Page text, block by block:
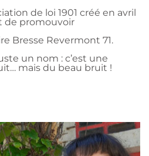
de loi 1901 créé en avril
de promouvoir
Bresse Revermont 71.
un nom : c’est une
mais du beau bruit !